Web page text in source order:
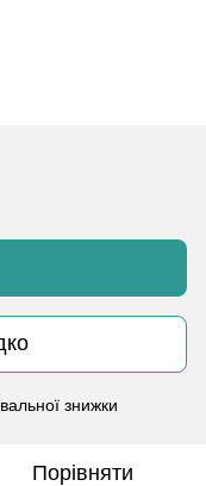
знижки
Порівняти